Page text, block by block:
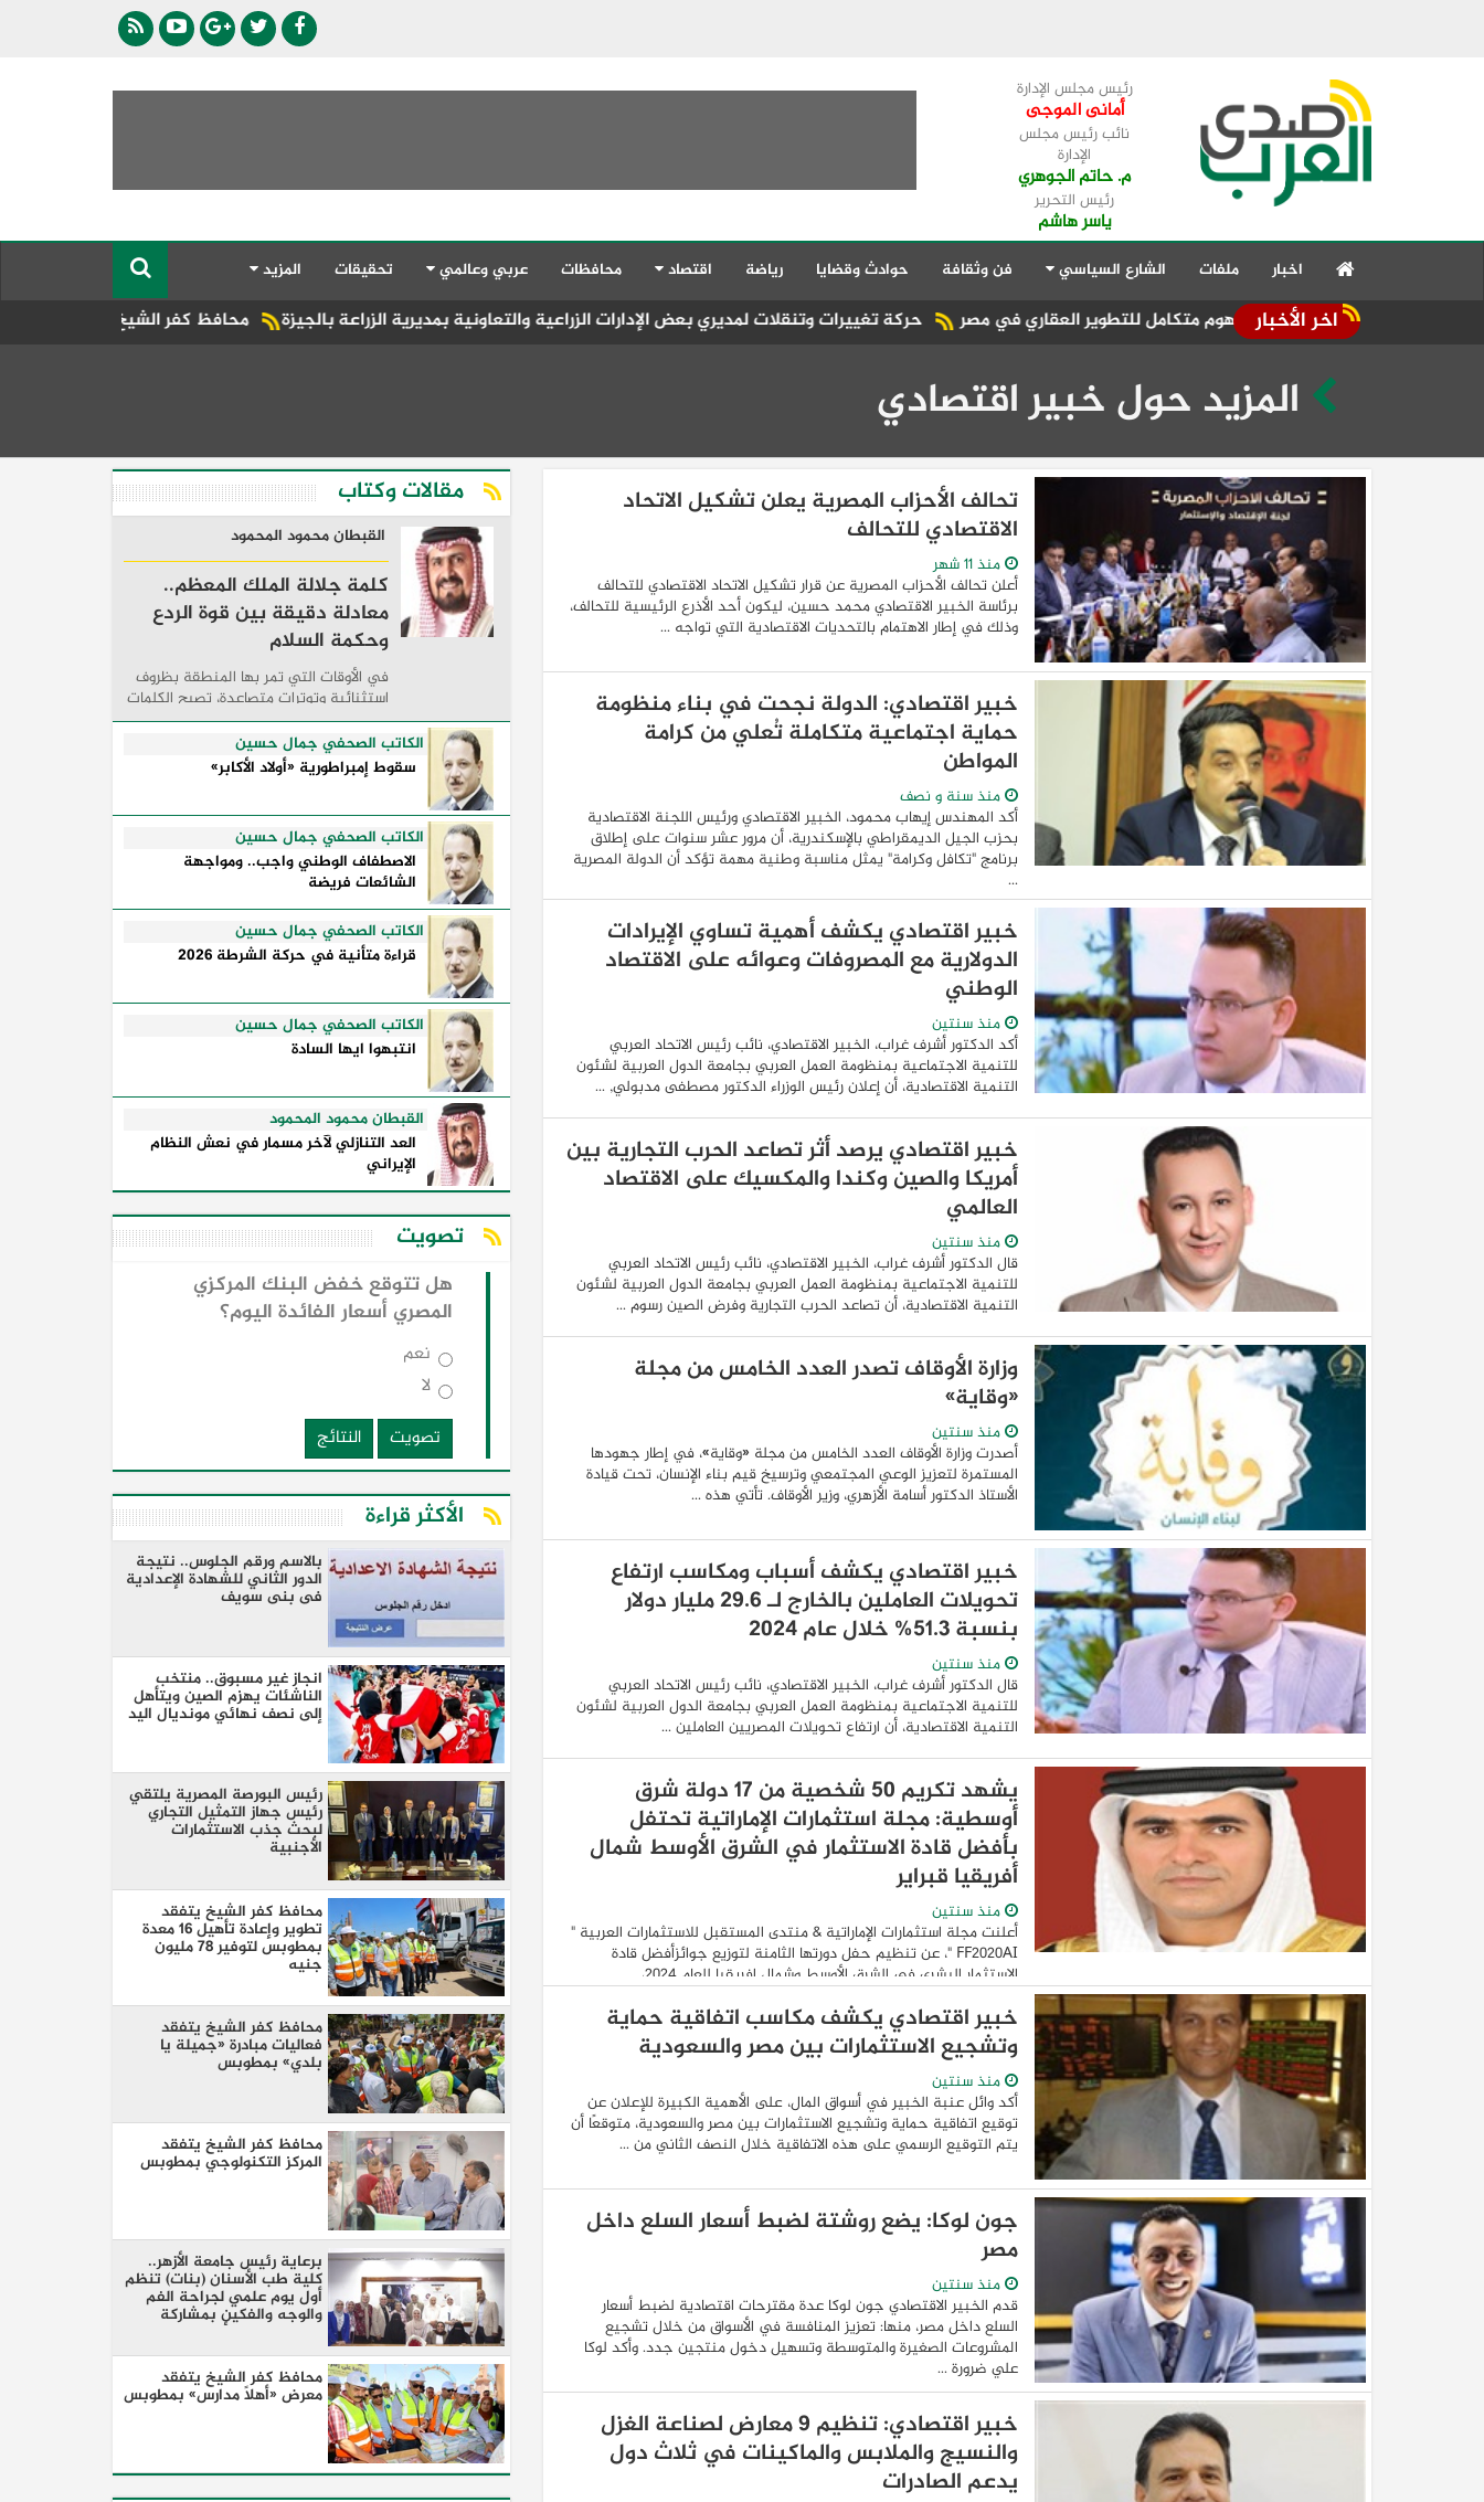
رئيس مجلس الإدارة
أمانى الموجى
نائب رئيس مجلس
الإدارة
م. حاتم الجوهري
رئيس التحرير
ياسر هاشم
اخبار ملفات الشارع السياسي فن وثقافة حوادث وقضايا رياضة اقتصاد محافظات عربي وعالمي تحقيقات المزيد
اخر الأخبار محافظ كفر الشيخ يتفقد فعاليات مبادرة «جميلة حركة تغييرات وتنقلات لمديري بعض الإدارات الزراعية والتعاونية بمديرية الزراعة بالجيزة
المزيد حول خبير اقتصادي
تحالف الأحزاب المصرية يعلن تشكيل الاتحاد
الاقتصادي للتحالف
منذ 11 شهر
أعلن تحالف الأحزاب المصرية عن قرار تشكيل الاتحاد الاقتصادي للتحالف
برئاسة الخبير الاقتصادي محمد حسين، ليكون أحد الأذرع الرئيسية للتحالف،
وذلك في إطار الاهتمام بالتحديات الاقتصادية التي تواجه ...
خبير اقتصادي: الدولة نجحت في بناء منظومة
حماية اجتماعية متكاملة تُعلي من كرامة
المواطن
منذ سنة و نصف
أكد المهندس إيهاب محمود، الخبير الاقتصادي ورئيس اللجنة الاقتصادية
بحزب الجيل الديمقراطي بالإسكندرية، أن مرور عشر سنوات على إطلاق
برنامج "تكافل وكرامة" يمثل مناسبة وطنية مهمة تؤكد أن الدولة المصرية
...
خبير اقتصادي يكشف أهمية تساوي الإيرادات
الدولارية مع المصروفات وعوائه على الاقتصاد
الوطني
منذ سنتين
أكد الدكتور أشرف غراب، الخبير الاقتصادي، نائب رئيس الاتحاد العربي
للتنمية الاجتماعية بمنظومة العمل العربي بجامعة الدول العربية لشئون
التنمية الاقتصادية، أن إعلان رئيس الوزراء الدكتور مصطفى مدبولي, ...
خبير اقتصادي يرصد أثر تصاعد الحرب التجارية بين
أمريكا والصين وكندا والمكسيك على الاقتصاد
العالمي
منذ سنتين
قال الدكتور أشرف غراب، الخبير الاقتصادي، نائب رئيس الاتحاد العربي
للتنمية الاجتماعية بمنظومة العمل العربي بجامعة الدول العربية لشئون
التنمية الاقتصادية، أن تصاعد الحرب التجارية وفرض الصين رسوم ...
وزارة الأوقاف تصدر العدد الخامس من مجلة
«وقاية»
منذ سنتين
أصدرت وزارة الأوقاف العدد الخامس من مجلة «وقاية»، في إطار جهودها
المستمرة لتعزيز الوعي المجتمعي وترسيخ قيم بناء الإنسان، تحت قيادة
الأستاذ الدكتور أسامة الأزهري، وزير الأوقاف. تأتي هذه ...
خبير اقتصادي يكشف أسباب ومكاسب ارتفاع
تحويلات العاملين بالخارج لـ 29.6 مليار دولار
بنسبة 51.3% خلال عام 2024
منذ سنتين
قال الدكتور أشرف غراب، الخبير الاقتصادي، نائب رئيس الاتحاد العربي
للتنمية الاجتماعية بمنظومة العمل العربي بجامعة الدول العربية لشئون
التنمية الاقتصادية، أن ارتفاع تحويلات المصريين العاملين ...
يشهد تكريم 50 شخصية من 17 دولة شرق
أوسطية: مجلة استثمارات الإماراتية تحتفل
بأفضل قادة الاستثمار في الشرق الأوسط شمال
أفريقيا قبراير
منذ سنتين
أعلنت مجلة استثمارات الإماراتية & منتدى المستقبل للاستثمارات العربية "
FF2020AI "، عن تنظيم حفل دورتها الثامنة لتوزيع جوائزأفضل قادة
الاستثمار البشري في الشرق الأوسط وشمال إفريقيا للعام 2024، ...
خبير اقتصادي يكشف مكاسب اتفاقية حماية
وتشجيع الاستثمارات بين مصر والسعودية
منذ سنتين
أكد وائل عنبة الخبير في أسواق المال، على الأهمية الكبيرة للإعلان عن
توقيع اتفاقية حماية وتشجيع الاستثمارات بين مصر والسعودية، متوقعًا أن
يتم التوقيع الرسمي على هذه الاتفاقية خلال النصف الثاني من ...
جون لوكا: يضع روشتة لضبط أسعار السلع داخل
مصر
منذ سنتين
قدم الخبير الاقتصادي جون لوكا عدة مقترحات اقتصادية لضبط أسعار
السلع داخل مصر، منها: تعزيز المنافسة في الأسواق من خلال تشجيع
المشروعات الصغيرة والمتوسطة وتسهيل دخول منتجين جدد. وأكد لوكا
علي ضرورة ...
خبير اقتصادي: تنظيم 9 معارض لصناعة الغزل
والنسيج والملابس والماكينات في ثلاث دول
يدعم الصادرات
مقالات وكتاب
القبطان محمود المحمود
كلمة جلالة الملك المعظم..
معادلة دقيقة بين قوة الردع
وحكمة السلام
في الأوقات التي تمر بها المنطقة بظروف
استثنائية وتوترات متصاعدة، تصبح الكلمات
السياسية أكثر من مجرد مواقف معلنة؛ فهي
تكشف طريقة تفكير الدول، وكيفية إدارتها
للأزمات، والحدود التي تفصل بين القوة ...
الكاتب الصحفي جمال حسين
سقوط إمبراطورية «أولاد الأكابر»
الكاتب الصحفي جمال حسين
الاصطفاف الوطني واجب.. ومواجهة
الشائعات فريضة
الكاتب الصحفي جمال حسين
قراءة متأنية في حركة الشرطة 2026
الكاتب الصحفي جمال حسين
انتبهوا ايها السادة
القبطان محمود المحمود
العد التنازلي لآخر مسمار في نعش النظام
الإيراني
تصويت
هل تتوقع خفض البنك المركزي
المصري أسعار الفائدة اليوم؟
نعم
لا
تصويت
النتائج
الأكثر قراءة
بالاسم ورقم الجلوس.. نتيجة
الدور الثاني للشهادة الإعدادية
فى بنى سويف
انجاز غير مسبوق.. منتخب
الناشئات يهزم الصين ويتأهل
إلى نصف نهائي مونديال اليد
رئيس البورصة المصرية يلتقي
رئيس جهاز التمثيل التجاري
لبحث جذب الاستثمارات
الأجنبية
محافظ كفر الشيخ يتفقد
تطوير وإعادة تأهيل 16 معدة
بمطوبس لتوفير 78 مليون
جنيه
محافظ كفر الشيخ يتفقد
فعاليات مبادرة «جميلة يا
بلدي» بمطوبس
محافظ كفر الشيخ يتفقد
المركز التكنولوجي بمطوبس
برعاية رئيس جامعة الأزهر..
كلية طب الأسنان (بنات) تنظم
أول يوم علمي لجراحة الفم
والوجه والفكين بمشاركة
نخبة من كبار الأساتذة والخبراء
محافظ كفر الشيخ يتفقد
معرض «أهلًا مدارس» بمطوبس